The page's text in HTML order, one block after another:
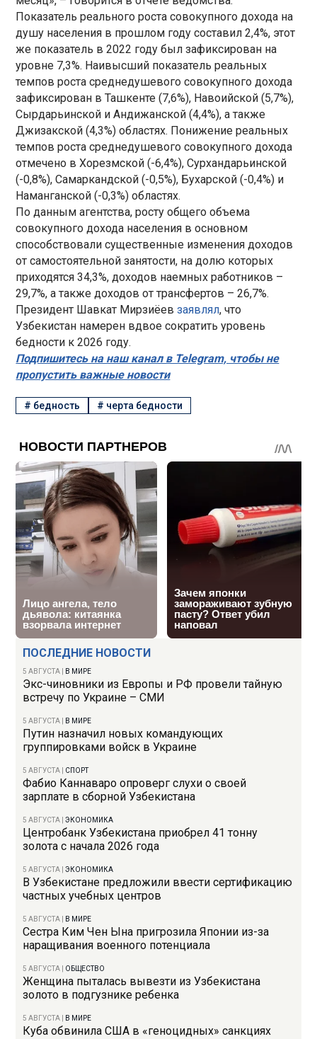
ПОСЛЕДНИЕ НОВОСТИ
5 АВГУСТА В МИРЕ
Экс-чиновники из Европы и РФ провели тайную
встречу по Украине – СМИ
5 АВГУСТА В МИРЕ
Путин назначил новых командующих
группировками войск в Украине
5 АВГУСТА СПОРТ
Фабио Каннаваро опроверг слухи о своей
зарплате в сборной Узбекистана
5 АВГУСТА |ЭКОНОМИКА
Центробанк Узбекистана приобрел 41 тонну
золота с начала 2026 года
5 АВГУСТА |ЭКОНОМИКА
В Узбекистане предложили ввести сертификацию
частных учебных центров
5 АВГУСТА В МИРЕ
Сестра Ким Чен Ына пригрозила Японии из-за
наращивания военного потенциала
5 АВГУСТА ОБЩЕСТВО
Женщина пыталась вывезти из Узбекистана
золото в подгузнике ребенка
5 АВГУСТА В МИРЕ
Куба обвинила США в «геноцидных» санкциях
Показатель реального роста совокупного дохода на
душу населения в прошлом году составил 2,4%, этот
же показатель в 2022 году был зафиксирован на
уровне 7,3%. Наивысший показатель реальных
темпов роста среднедушевого совокупного дохода
зафиксирован в Ташкенте (7,6%), Hавоийской (5,7%),
Сырдарьинской и Андижанской (4,4%), а также
Джизакской (4,3%) областях. Понижение реальных
темпов роста среднедушевого совокупного дохода
отмечено в Хорезмской (-6,4%), Сурхандарьинской
(-0,8%), Самаркандской (-0,5%), Бухарской (-0,4%) и
Hаманганской (-0,3%) областях.
По данным агентства, росту общего объема
совокупного дохода населения в основном
способствовали существенные изменения доходов
от самостоятельной занятости, на долю которых
приходятся 34,3%, доходов наемных работников –
29,7%, а также доходов от трансфертов – 26,7%.
Президент Шавкат Мирзиёевзаявлял, что
Узбекистан намерен вдвое сократить уровень
бедности к 2026 году.
Подпишитесь на наш канал в Telegram, чтобы не
пропустить важные новости
# бедность # черта бедности